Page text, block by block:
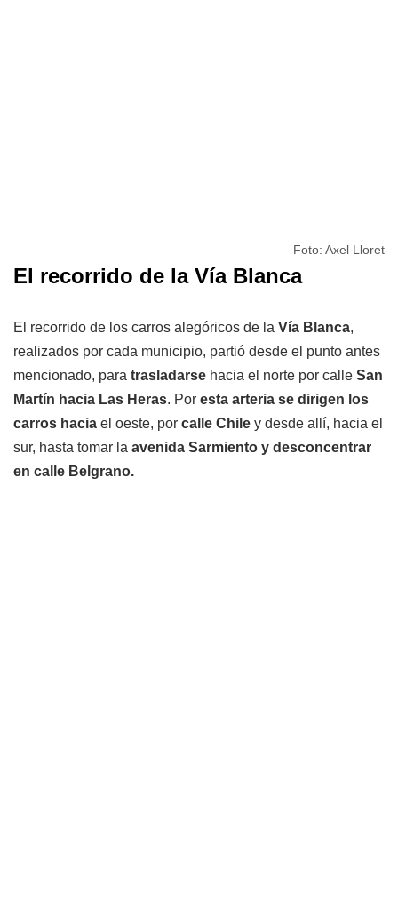
Foto: Axel Lloret
El recorrido de la Vía Blanca
El recorrido de los carros alegóricos de la Vía Blanca,
realizados por cada municipio, partió desde el punto antes
mencionado, para trasladarse hacia el norte por calle San
Martín hacia Las Heras. Por esta arteria se dirigen los
carros hacia el oeste, por calle Chile y desde allí, hacia el
sur, hasta tomar la avenida Sarmiento y desconcentrar
en calle Belgrano.